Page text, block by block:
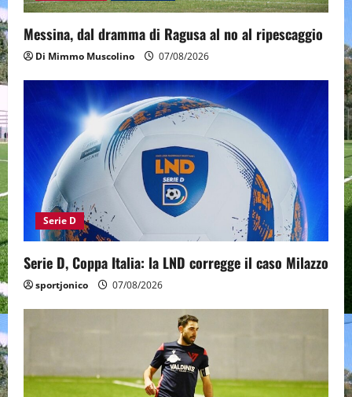
Messina, dal dramma di Ragusa al no al ripescaggio
Di Mimmo Muscolino 07/08/2026
Serie D
Serie D, Coppa Italia: la LND corregge il caso Milazzo
sportjonico 07/08/2026